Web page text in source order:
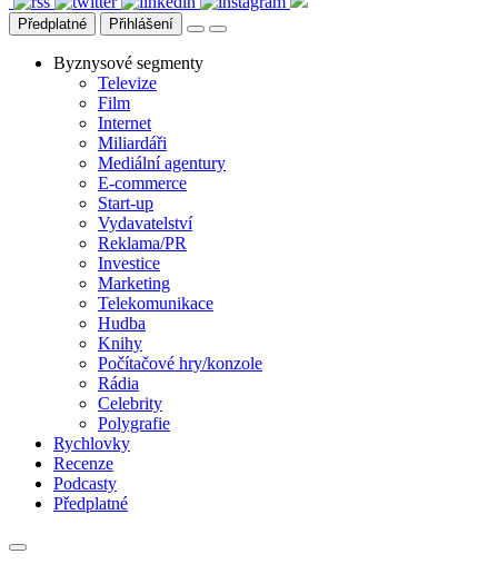
Předplatné Přihlášení
Byznysové segmenty
Televize
Film
Internet
Miliardáři
Mediální agentury
E-commerce
Start-up
Vydavatelství
Reklama/PR
Investice
Marketing
Telekomunikace
Hudba
Knihy
Počítačové hry/konzole
Rádia
Celebrity
Polygrafie
Rychlovky
Recenze
Podcasty
Předplatné